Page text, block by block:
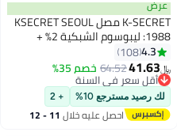
عرض
K-SECRET مصل KSECRET SEOUL
1988: ليبوسوم الشبكية 2% +
أونصة | 58% من مستخلص الجينسنغ
الأسود مع الشبكية والباكوشيول
وفيتامين C و3 ببتيدات للعناية
بالتجاعيد | العناية بالبشرة الكورية
4.3
108
﷼‏41.63
64.52خصم 35%
أقل سعر في السنة
أقل سعر في السنة
لك رصيد مسترجع 10% + 2
احصل عليه خلال 11 - 12